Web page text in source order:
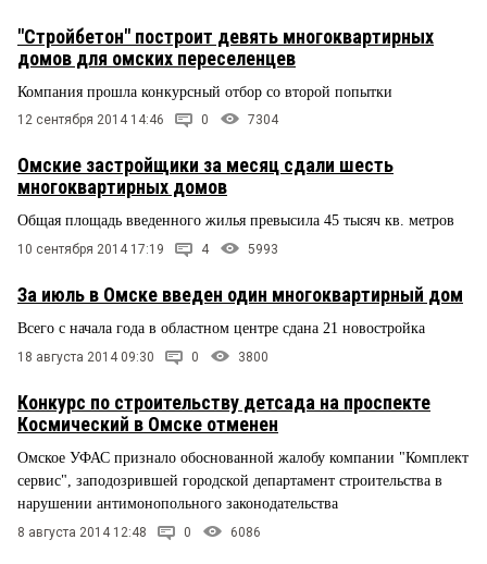
"Стройбетон" построит девять многоквартирных
домов для омских переселенцев
Компания прошла конкурсный отбор со второй попытки
12 сентября 2014 14:46 0 7304
Омские застройщики за месяц сдали шесть
многоквартирных домов
Общая площадь введенного жилья превысила 45 тысяч кв. метров
10 сентября 2014 17:19 4 5993
За июль в Омске введен один многоквартирный дом
Всего с начала года в областном центре сдана 21 новостройка
18 августа 2014 09:30 0 3800
Конкурс по строительству детсада на проспекте
Космический в Омске отменен
Омское УФАС признало обоснованной жалобу компании "Комплект
сервис", заподозрившей городской департамент строительства в
нарушении антимонопольного законодательства
8 августа 2014 12:48 0 6086